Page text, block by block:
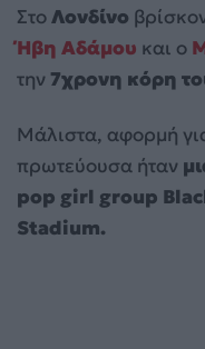
ΣτοΛονδίνο
Ήβη Αδάμου και ο
την 7χρονη κόρη
Μάλιστα, αφορμή
πρωτεύουσα ήταν
pop girl group
Stadium.